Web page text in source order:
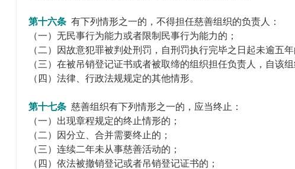
第十六条 有下列情形之一的，不得担任慈善组织的负责人：
（一）无民事行为能力或者限制民事行为能力的；
（二）因故意犯罪被判处刑罚，自刑罚执行完毕之日起未逾五年
（三）在被吊销登记证书或者被取缔的组织担任负责人，自该
（四）法律、行政法规规定的其他情形。
第十七条 慈善组织有下列情形之一的，应当终止：
（一）出现章程规定的终止情形的；
（二）因分立、合并需要终止的；
（三）连续二年未从事慈善活动的；
（四）依法被撤销登记或者吊销登记证书的；